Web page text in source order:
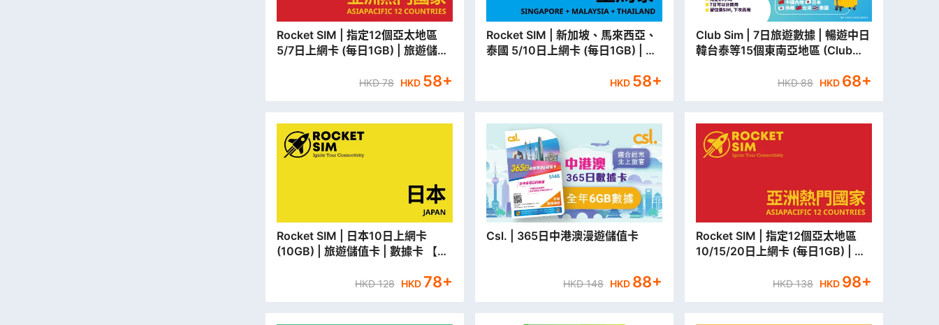
Rocket SIM | 指定12個亞太地區
5/7日上網卡 (每日1GB) | 旅遊儲值
HKD78 HKD 58+
Rocket SIM | 新加坡、馬來西亞、
泰國 5/10日上網卡 (每日1GB) | 旅
HKD 58+
Club Sim | 7日旅遊數據 | 暢遊中日
韓台泰等15個東南亞地區 (Club
HKD88 HKD 68+
Rocket SIM | 日本10日上網卡
(10GB) | 旅遊儲值卡 | 數據卡 【永
HKD128 HKD 78+
Csl. | 365日中港澳漫遊儲值卡
HKD148 HKD 88+
Rocket SIM | 指定12個亞太地區
10/15/20日上網卡 (每日1GB) | 旅
本地平郵寄出】HKD138 HKD 98+